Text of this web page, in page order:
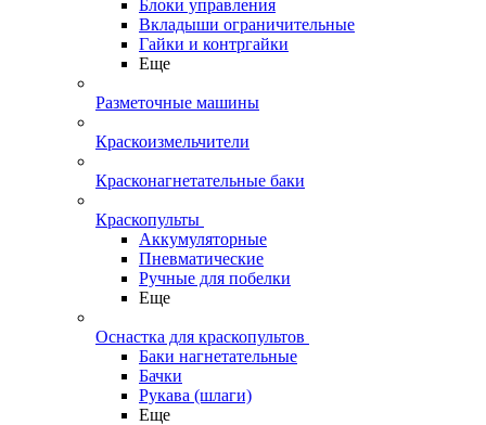
Блоки управления
Вкладыши ограничительные
Гайки и контргайки
Еще
Разметочные машины
Краскоизмельчители
Красконагнетательные баки
Краскопульты
Аккумуляторные
Пневматические
Ручные для побелки
Еще
Оснастка для краскопультов
Баки нагнетательные
Бачки
Рукава (шлаги)
Еще